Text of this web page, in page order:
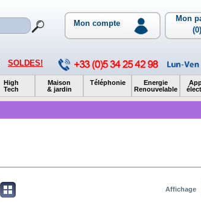
Mon compte
Mon
(0)
SOLDES!
High
Tech
Maison
& jardin
Téléphonie
Energie
Renouvelable
Affichage